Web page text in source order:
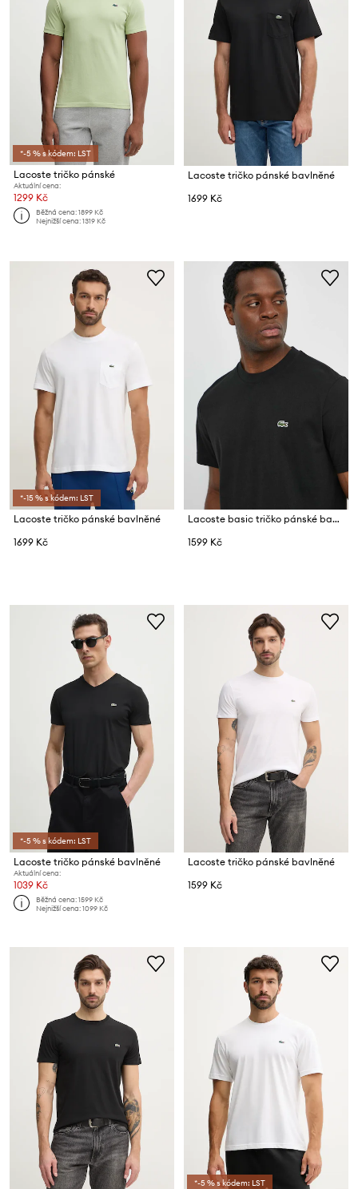
*-5 % s kódem: LST
Lacoste tričko pánské
Aktuální cena:
1299 Kč
Běžná cena:1899 Kč
Nejnižší cena:1319 Kč
Lacoste tričko pánské bavlněné
1699 Kč
*-15 % s kódem: LST
Lacoste tričko pánské bavlněné
1699 Kč
Lacoste basic tričko pánské bavlněné
1599 Kč
*-5 % s kódem: LST
Lacoste tričko pánské bavlněné
Aktuální cena:
1039 Kč
Běžná cena:1599 Kč
Nejnižší cena:1099 Kč
Lacoste tričko pánské bavlněné
1599 Kč
*-5 % s kódem: LST